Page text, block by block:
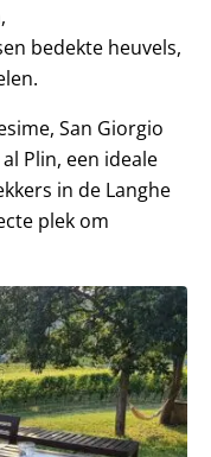
bedekte heuvels,
San Giorgio
Plin, een ideale
in de Langhe
plek om